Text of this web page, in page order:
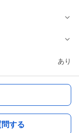
あり
する